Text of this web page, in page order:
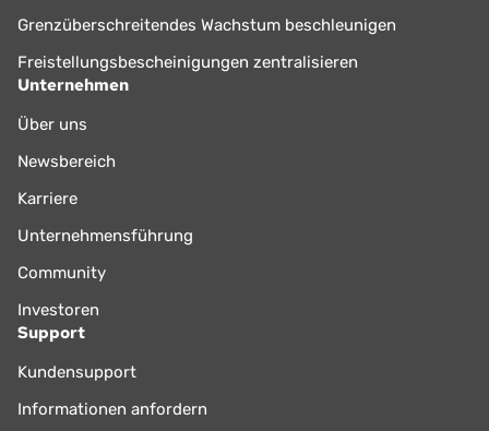
Grenzüberschreitendes Wachstum beschleunigen
Freistellungsbescheinigungen zentralisieren
Unternehmen
Über uns
Newsbereich
Karriere
Unternehmensführung
Community
Investoren
Support
Kundensupport
Informationen anfordern